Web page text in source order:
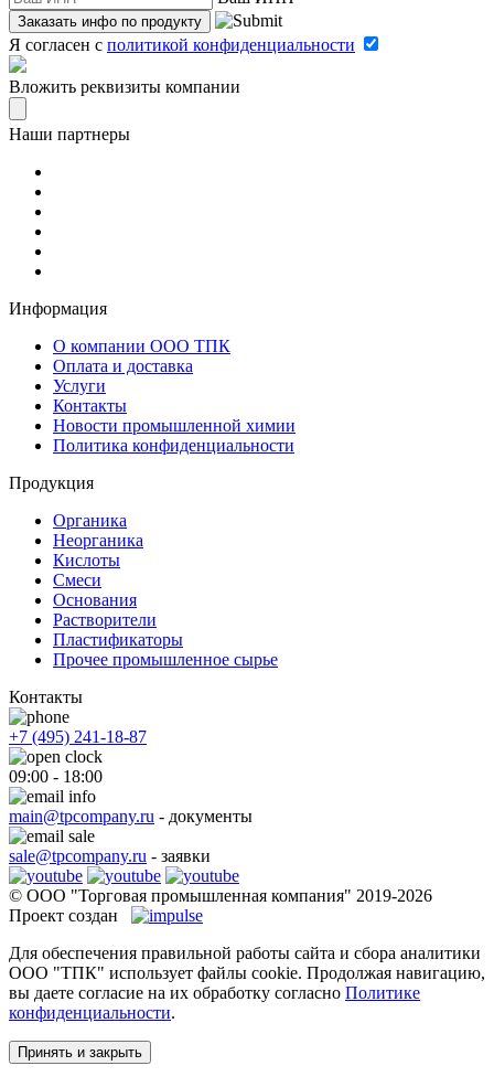
Я согласен c политикой конфиденциальности
Вложить реквизиты компании
Наши партнеры
Информация
О компании ООО ТПК
Оплата и доставка
Услуги
Контакты
Новости промышленной химии
Политика конфиденциальности
Продукция
Органика
Неорганика
Кислоты
Смеси
Основания
Растворители
Пластификаторы
Прочее промышленное сырье
Контакты
+7 (495) 241-18-87
09:00 - 18:00
main@tpcompany.ru - документы
sale@tpcompany.ru - заявки
© ООО "Торговая промышленная компания" 2019-2026
Проект создан
Для обеспечения правильной работы сайта и сбора аналитики
ООО "ТПК" использует файлы cookie. Продолжая навигацию,
вы даете согласие на их обработку согласно Политике
конфиденциальности.
Принять и закрыть